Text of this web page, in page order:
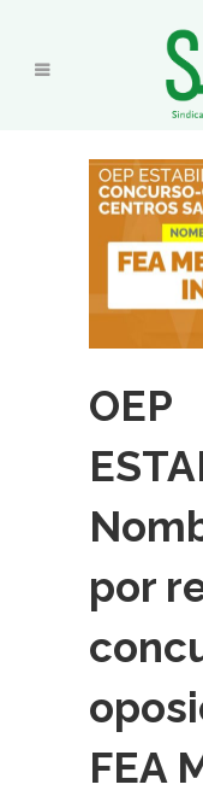
OEP
por
FEA